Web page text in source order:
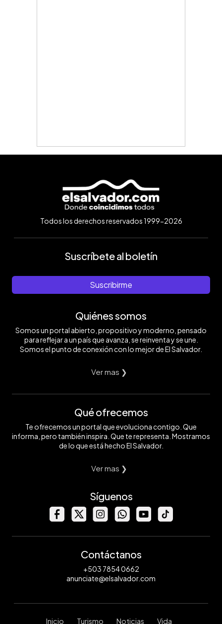
Todos los derechos reservados 1999-2026
Suscríbete al boletín
Suscribirme
Quiénes somos
Somos un portal abierto, propositivo y moderno, pensado
para reflejar a un país que avanza, se reinventa y se une.
Somos el punto de conexión con lo mejor de El Salvador.
Ver mas ❯
Qué ofrecemos
Te ofrecemos un portal que evoluciona contigo. Que
informa, pero también inspira. Que te representa. Mostramos
de lo que está hecho El Salvador.
Ver mas ❯
Síguenos
Contáctanos
+503 7854 0662
anunciate@elsalvador.com
Inicio Turismo Noticias Vida